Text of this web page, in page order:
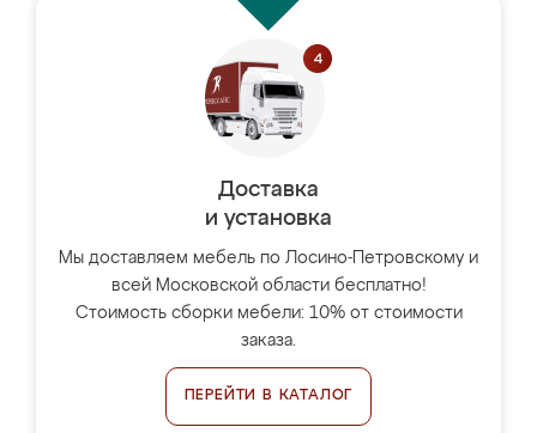
Доставка
и установка
Мы доставляем мебель по Лосино-Петровскому и
всей Московской области бесплатно!
Стоимость сборки мебели: 10% от стоимости
заказа.
ПЕРЕЙТИ В КАТАЛОГ